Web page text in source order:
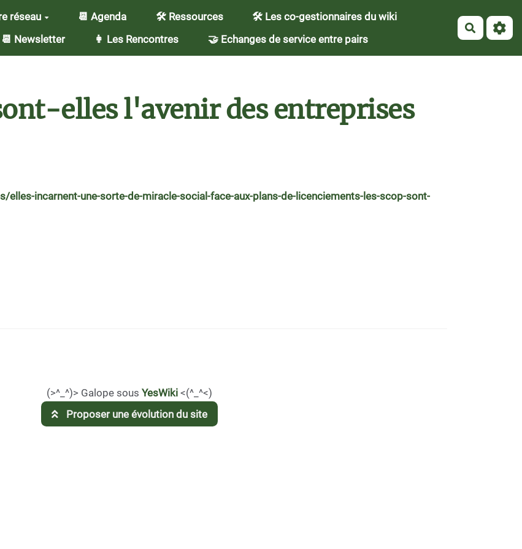
réseau 📆 Agenda 🛠️ Ressources
🛠 Les co-gestionnaires du wiki
📆 Newsletter
👩 Les Rencontres 🤝 Echanges de service entre pairs
elles l'avenir des entreprises
incarnent-une-sorte-de-miracle-social-face-aux-plans-de-licenciements-les-scop-sont-
(>^_^)> Galope sous YesWiki <(^_^<)
Proposer une évolution du site